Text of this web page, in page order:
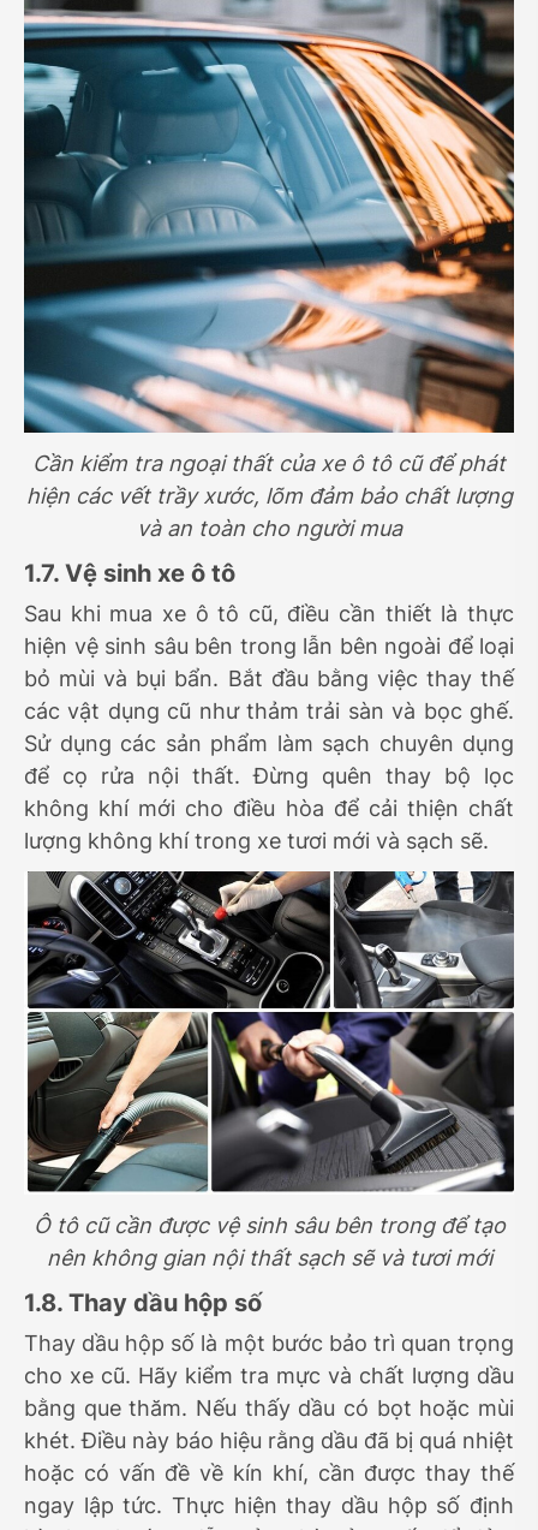
Cần kiểm tra ngoại thất của xe ô tô cũ để phát
hiện các vết trầy xước, lõm đảm bảo chất lượng
và an toàn cho người mua
1.7. Vệ sinh xe ô tô
Sau khi mua xe ô tô cũ, điều cần thiết là thực
hiện vệ sinh sâu bên trong lẫn bên ngoài để loại
bỏ mùi và bụi bẩn. Bắt đầu bằng việc thay thế
các vật dụng cũ như thảm trải sàn và bọc ghế.
Sử dụng các sản phẩm làm sạch chuyên dụng
để cọ rửa nội thất. Đừng quên thay bộ lọc
không khí mới cho điều hòa để cải thiện chất
lượng không khí trong xe tươi mới và sạch sẽ.
Ô tô cũ cần được vệ sinh sâu bên trong để tạo
nên không gian nội thất sạch sẽ và tươi mới
1.8. Thay dầu hộp số
Thay dầu hộp số là một bước bảo trì quan trọng
cho xe cũ. Hãy kiểm tra mực và chất lượng dầu
bằng que thăm. Nếu thấy dầu có bọt hoặc mùi
khét. Điều này báo hiệu rằng dầu đã bị quá nhiệt
hoặc có vấn đề về kín khí, cần được thay thế
ngay lập tức. Thực hiện thay dầu hộp số định